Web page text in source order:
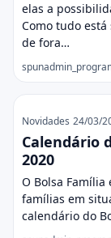
elas a
Como tudo
de fora…
Novidades 24/03/
Calendário
2020
O Bolsa
famílias em
calendário do